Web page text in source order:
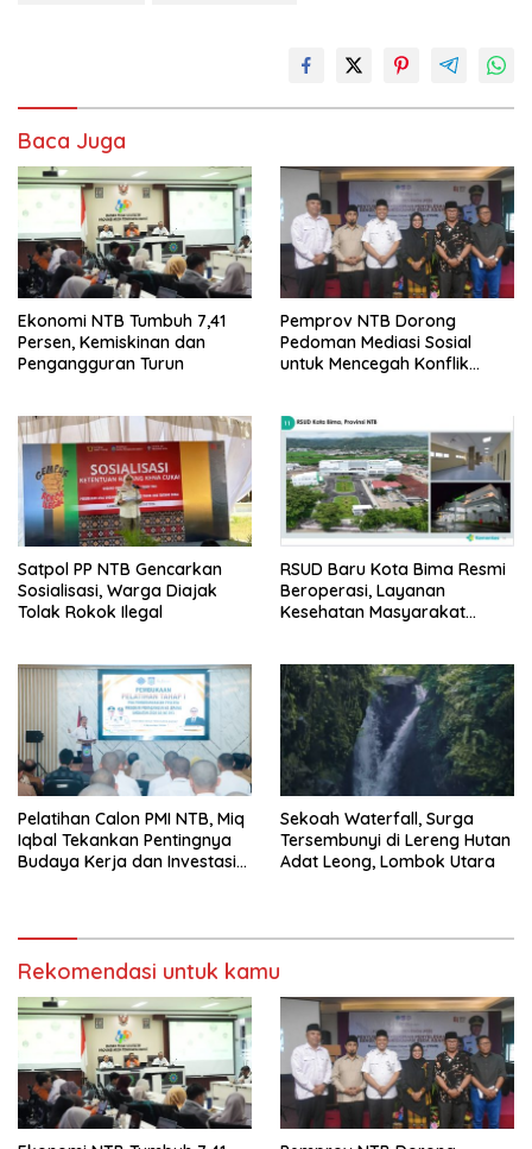
Baca Juga
Ekonomi NTB Tumbuh 7,41
Persen, Kemiskinan dan
Pengangguran Turun
Pemprov NTB Dorong
Pedoman Mediasi Sosial
untuk Mencegah Konflik
Satpol PP NTB Gencarkan
Sosialisasi, Warga Diajak
Tolak Rokok Ilegal
RSUD Baru Kota Bima Resmi
Beroperasi, Layanan
Kesehatan Masyarakat
Pelatihan Calon PMI NTB, Miq
Iqbal Tekankan Pentingnya
Budaya Kerja dan Investasi
Sekoah Waterfall, Surga
Tersembunyi di Lereng Hutan
Adat Leong, Lombok Utara
Rekomendasi untuk kamu